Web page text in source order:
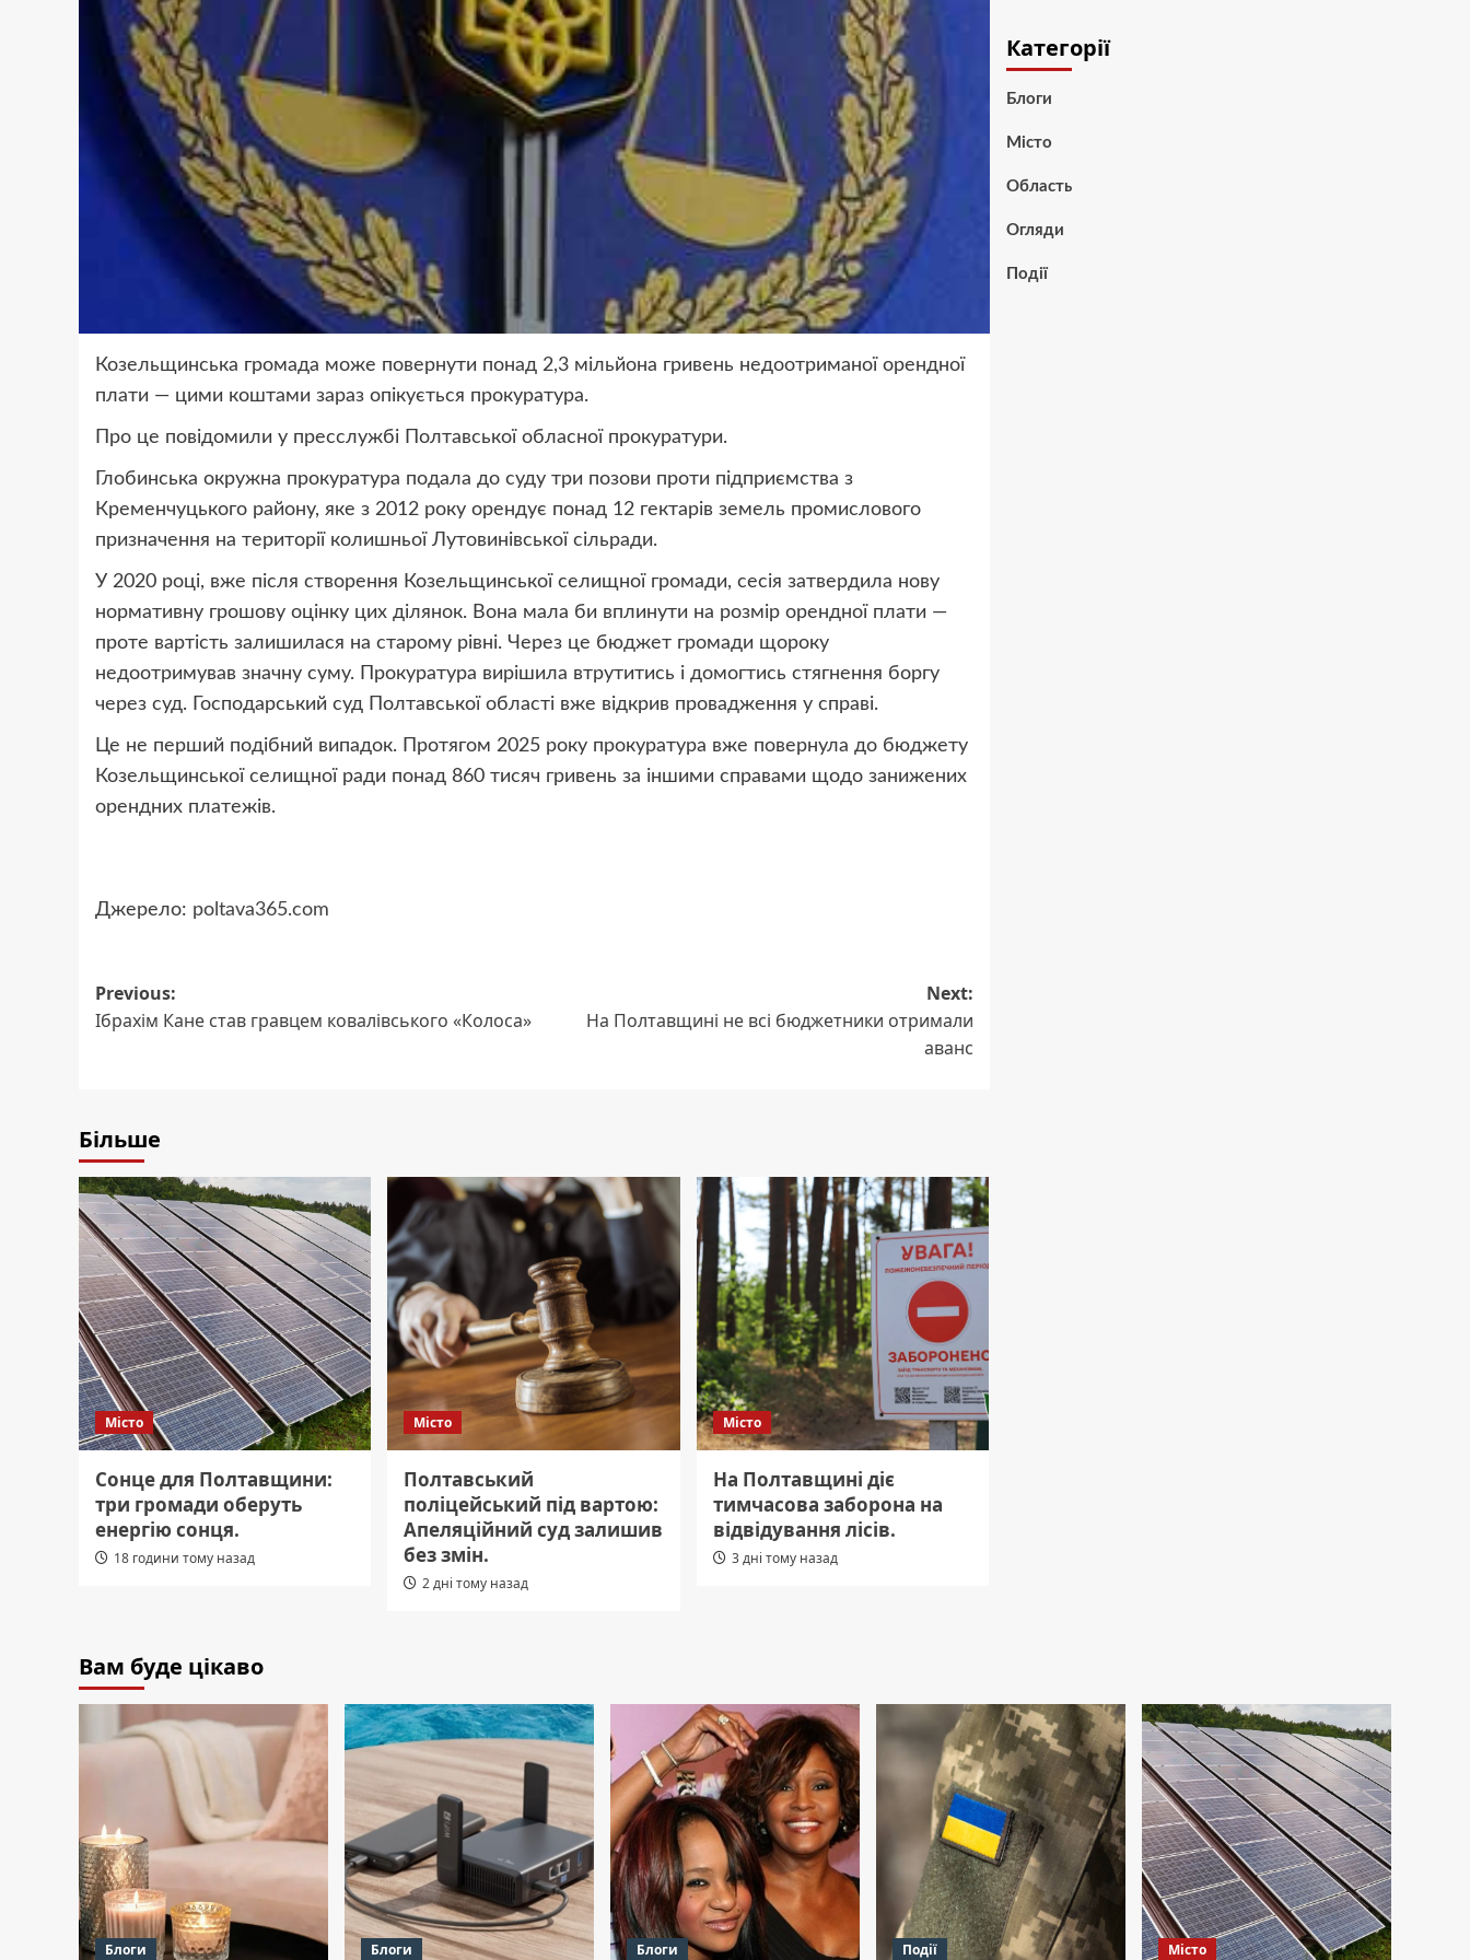
Козельщинська громада може повернути понад 2,3 мільйона гривень недоотриманої орендної
плати — цими коштами зараз опікується прокуратура.
Про це повідомили у пресслужбі Полтавської обласної прокуратури.
Глобинська окружна прокуратура подала до суду три позови проти підприємства з
Кременчуцького району, яке з 2012 року орендує понад 12 гектарів земель промислового
призначення на території колишньої Лутовинівської сільради.
У 2020 році, вже після створення Козельщинської селищної громади, сесія затвердила нову
нормативну грошову оцінку цих ділянок. Вона мала би вплинути на розмір орендної плати —
проте вартість залишилася на старому рівні. Через це бюджет громади щороку
недоотримував значну суму. Прокуратура вирішила втрутитись і домогтись стягнення боргу
через суд. Господарський суд Полтавської області вже відкрив провадження у справі.
Це не перший подібний випадок. Протягом 2025 року прокуратура вже повернула до бюджету
Козельщинської селищної ради понад 860 тисяч гривень за іншими справами щодо занижених
орендних платежів.
Джерело: poltava365.com
Post
navigation
Previous:
Ібрахім Кане став гравцем ковалівського «Колоса»
Next:
На Полтавщині не всі бюджетники отримали
аванс
Більше
Місто
Сонце для Полтавщини:
три громади оберуть
енергію сонця.
18 години тому назад
Місто
Полтавський
поліцейський під вартою:
Апеляційний суд залишив
без змін.
2 дні тому назад
Місто
На Полтавщині діє
тимчасова заборона на
відвідування лісів.
3 дні тому назад
Категорії
Блоги
Місто
Область
Огляди
Події
Вам буде цікаво
Блоги Блоги Блоги Події Місто